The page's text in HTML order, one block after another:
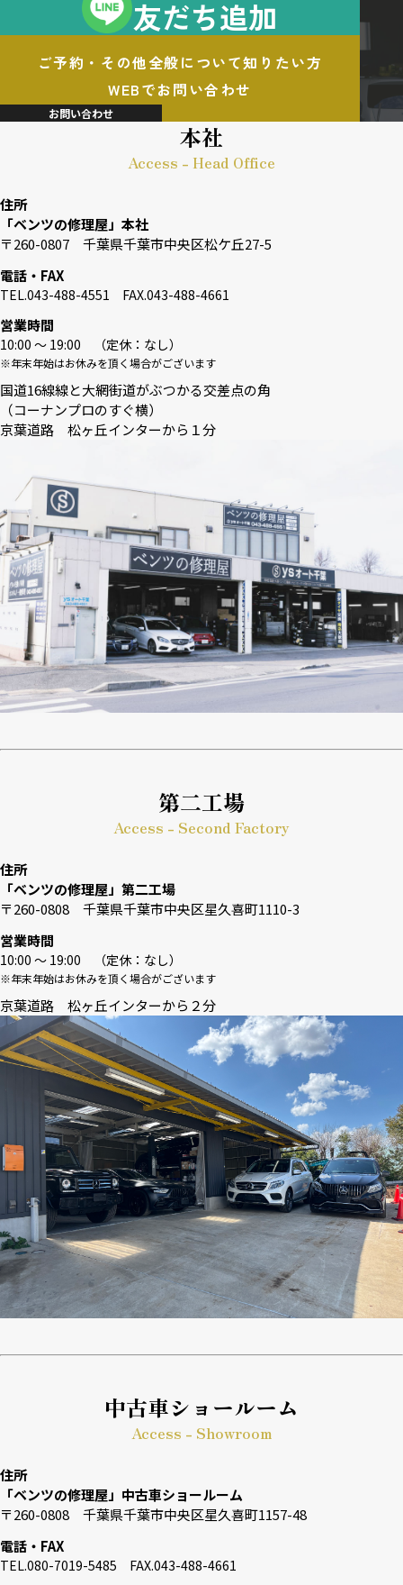
友だち追加
ご予約・その他全般について知りたい方
WEBでお問い合わせ
お問い合わせ
本社
Access - Head Office
住所
「ベンツの修理屋」本社
〒260-0807 千葉県千葉市中央区松ケ丘27-5
電話・FAX
TEL.043-488-4551 FAX.043-488-4661
営業時間
10:00 〜 19:00 （定休：なし）
※年末年始はお休みを頂く場合がございます
国道16線線と大網街道がぶつかる交差点の角
（コーナンプロのすぐ横）
京葉道路 松ヶ丘インターから１分
第二工場
Access - Second Factory
住所
「ベンツの修理屋」第二工場
〒260-0808 千葉県千葉市中央区星久喜町1110-3
営業時間
10:00 〜 19:00 （定休：なし）
※年末年始はお休みを頂く場合がございます
京葉道路 松ヶ丘インターから２分
中古車ショールーム
Access - Showroom
住所
「ベンツの修理屋」中古車ショールーム
〒260-0808 千葉県千葉市中央区星久喜町1157-48
電話・FAX
TEL.080-7019-5485 FAX.043-488-4661